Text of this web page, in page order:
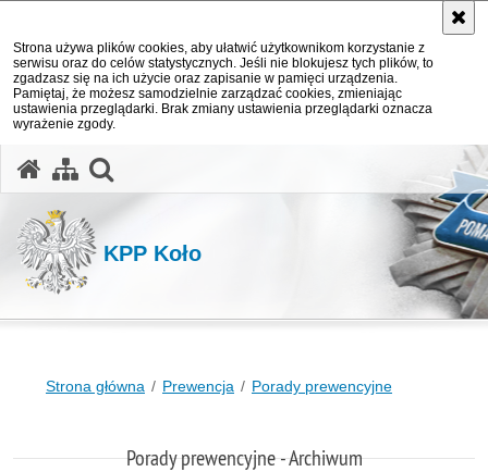
Strona używa plików cookies, aby ułatwić użytkownikom korzystanie z
serwisu oraz do celów statystycznych. Jeśli nie blokujesz tych plików, to
zgadzasz się na ich użycie oraz zapisanie w pamięci urządzenia.
Pamiętaj, że możesz samodzielnie zarządzać cookies, zmieniając
ustawienia przeglądarki. Brak zmiany ustawienia przeglądarki oznacza
wyrażenie zgody.
KPP Koło
Strona główna Prewencja Porady prewencyjne
Porady prewencyjne - Archiwum